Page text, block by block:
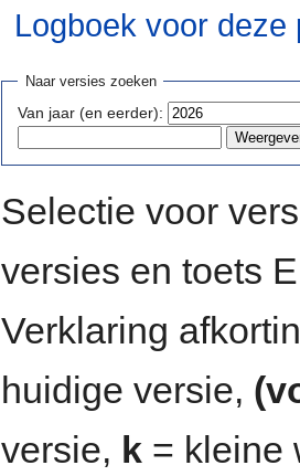
Logboek voor deze
Naar versies zoeken
Van jaar (en eerder):
Selectie voor
versies en toets
Verklaring
huidige versie,
versie, k = kleine